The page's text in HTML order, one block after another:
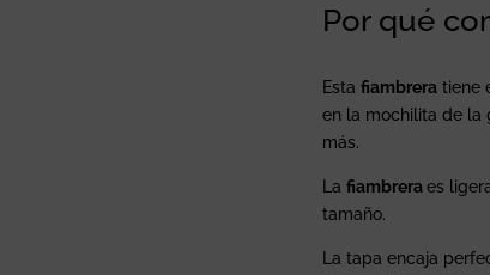
Por qué
Esta fiambreratiene
en la mochilita de la
más.
La fiambreraes
tamaño.
La tapa encaja